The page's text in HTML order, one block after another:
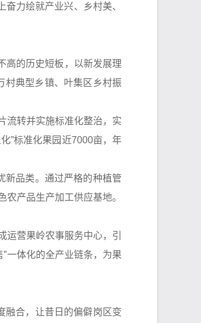
奋力绘就产业兴、乡村美、
高的历史短板，以新发展理
村典型乡镇、叶集区乡村振
流转并实施标准化整治，实
”标准化果园近7000亩，年
新品类。通过严格的种植管
农产品生产加工供应基地。
运营果岭农事服务中心，引
一体化的全产业链条，为果
融合，让昔日的偏僻岗区变